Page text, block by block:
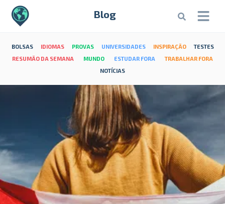
Blog
BOLSAS IDIOMAS PROVAS UNIVERSIDADES INSPIRAÇÃO
TESTES
RESUMÃO DA SEMANA
MUNDO ESTUDAR FORA
TRABALHAR FORA
NOTÍCIAS